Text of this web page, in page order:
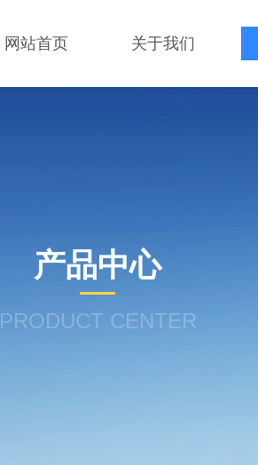
网站首页 关于我们
产品中心
PRODUCT CENTER